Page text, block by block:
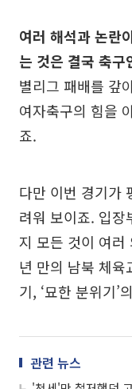
여러 해석과 논란
는 것은 결국 축구
별리그 패배를 갚
여자축구의 힘을
죠.
다만 이번 경기가
려워 보이죠. 입
지 모든 것이 여러
년 만의 남북 체육
기, ‘묘한 분위기’
관련 뉴스